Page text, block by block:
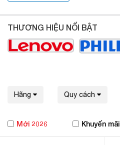
THƯƠNG HIỆU NỔI BẬT
Hãng Quy cách
Mới 2026 Khuyến mãi